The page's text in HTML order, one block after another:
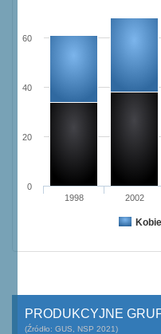
1998 2002
0
20
40
60
PRODUKCYJNE
(Źródło: GUS, NSP 2021)